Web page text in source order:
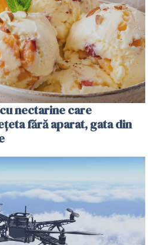
nectarine care
fără aparat, gata din